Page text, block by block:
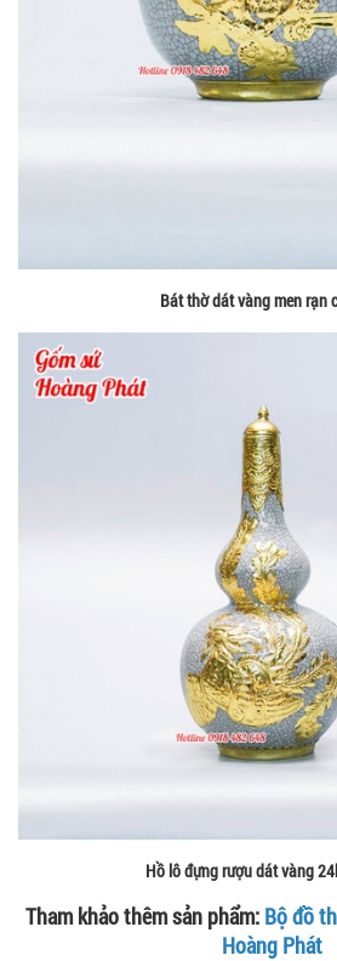
Bát thờ dát vàng men rạn
Hồ lô đựng rượu dát vàng
Tham khảo thêm sản phẩm: Bộ đồ
Hoàng Phát